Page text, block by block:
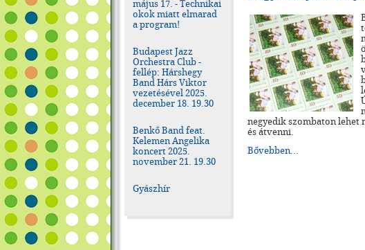
május 17. - Technikai
okok miatt elmarad
a program!
Budapest Jazz
Orchestra Club -
fellép: Hárshegy
Band Hárs Viktor
vezetésével 2025.
december 18. 19.30
Benkő Band feat.
Kelemen Angelika
koncert 2025.
november 21. 19.30
Gyászhír
negyedik szombaton lehet
és átvenni.
Bővebben...